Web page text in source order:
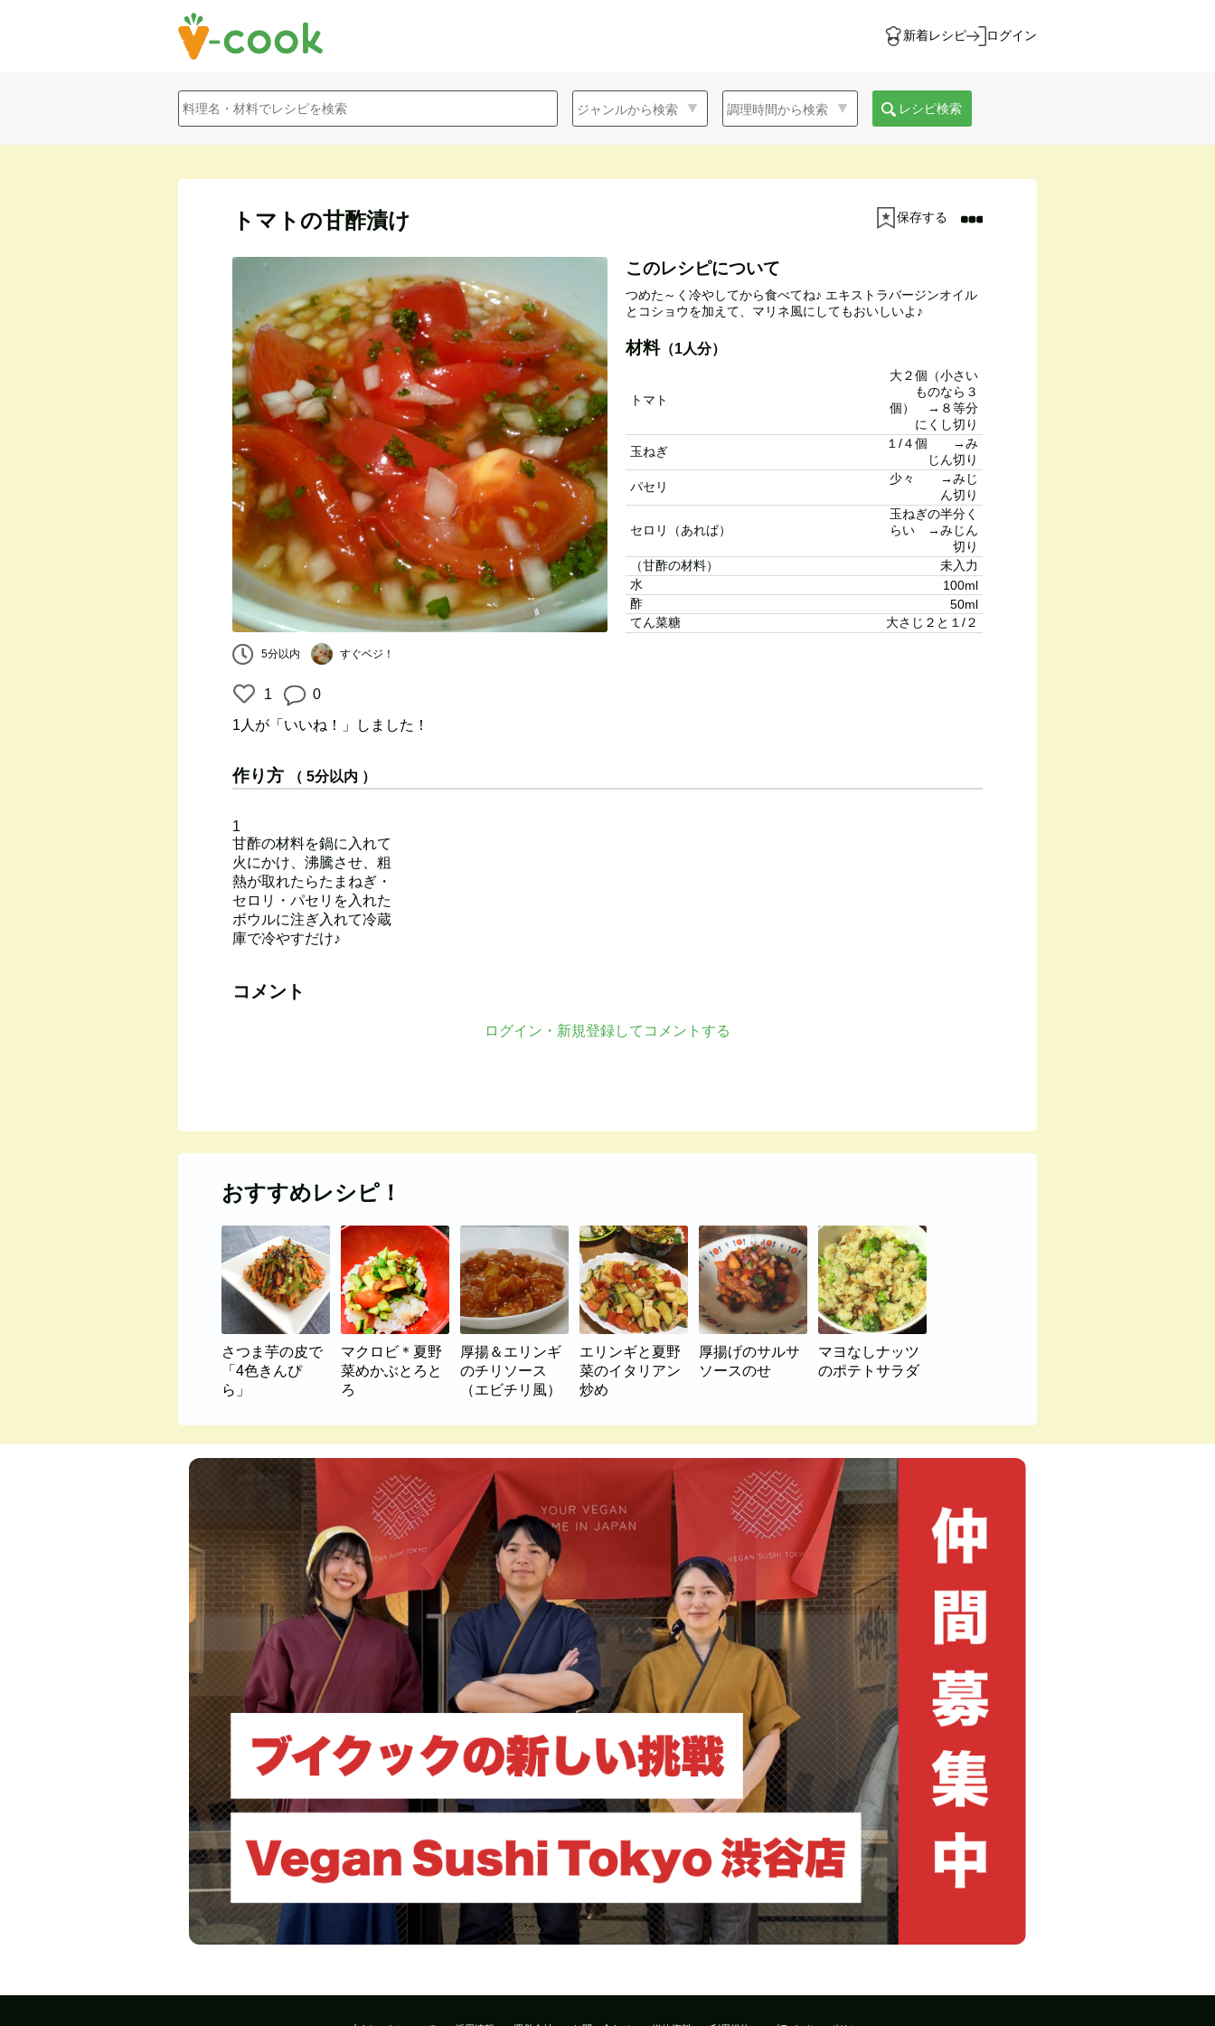
新着レシピ ログイン
レシピ検索
トマトの甘酢漬け 保存する
5分以内 すぐベジ！
1 0
1人 が「いいね！」しました！
このレシピについて
つめた～く冷やしてから食べてね♪ エキストラバージンオイル
とコショウを加えて、マリネ風にしてもおいしいよ♪
材料（1人分）
トマト
大２個（小さい
ものなら３
個） →８等分
にくし切り
玉ねぎ
１/４個 →み
じん切り
パセリ
少々 →みじ
ん切り
セロリ（あれば）
玉ねぎの半分く
らい →みじん
切り
（甘酢の材料）
未入力
水
100ml
酢
50ml
てん菜糖
大さじ２と１/２
作り方 （ 5分以内 ）
1
甘酢の材料を鍋に入れて
火にかけ、沸騰させ、粗
熱が取れたらたまねぎ・
セロリ・パセリを入れた
ボウルに注ぎ入れて冷蔵
庫で冷やすだけ♪
コメント
ログイン・新規登録してコメントする
おすすめレシピ！
さつま芋の皮で
「4色きんぴ
ら」
マクロビ＊夏野
菜めかぶとろと
ろ
厚揚＆エリンギ
のチリソース
（エビチリ風）
エリンギと夏野
菜のイタリアン
炒め
厚揚げのサルサ
ソースのせ
マヨなしナッツ
のポテトサラダ